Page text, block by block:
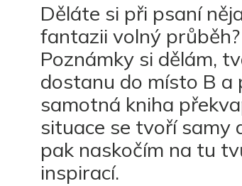
Děláte si při psaní
fantazii volný průběh?
Poznámky si dělám,
dostanu do místo B a
samotná kniha
situace se tvoří samy
pak naskočím na tu
inspirací.